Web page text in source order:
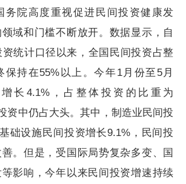
院高度重视促进民间投资健康发
域和门槛不断放开。数据显示，自
资统计口径以来，全国民间投资占整
保持在55%以上。今年1月份至5月
长4.1%，占整体投资的比重为
资中仍占大头。其中，制造业民间投
础设施民间投资增长9.1%，民间投
。但是，受国际局势复杂多变、国
影响，今年以来民间投资增速持续